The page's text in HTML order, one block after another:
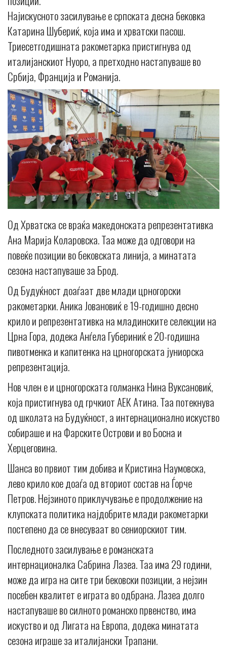
Најискусното засилување е српската десна бековка
Катарина Шубериќ, која има и хрватски пасош.
Триесетгодишната ракометарка пристигнува од
италијанскиот Нуоро, а претходно настапуваше во
Србија, Франција и Романија.
Од Хрватска се враќа македонската репрезентативка
Ана Марија Коларовска. Таа може да одговори на
повеќе позиции во бековската линија, а минатата
сезона настапуваше за Брод.
Од Будуќност доаѓаат две млади црногорски
ракометарки. Аника Јовановиќ е 19-годишно десно
крило и репрезентативка на младинските селекции на
Црна Гора, додека Анѓела Губериниќ е 20-годишна
пивотменка и капитенка на црногорската јуниорска
репрезентација.
Нов член е и црногорската голманка Нина Вуксановиќ,
која пристигнува од грчкиот АЕК Атина. Таа потекнува
од школата на Будуќност, а интернационално искуство
собираше и на Фарските Острови и во Босна и
Херцеговина.
Шанса во првиот тим добива и Кристина Наумовска,
лево крило кое доаѓа од вториот состав на Ѓорче
Петров. Нејзиното приклучување е продолжение на
клупската политика најдобрите млади ракометарки
постепено да се внесуваат во сениорскиот тим.
Последното засилување е романската
интернационалка Сабрина Лазеа. Таа има 29 години,
може да игра на сите три бековски позиции, а нејзин
посебен квалитет е играта во одбрана. Лазеа долго
настапуваше во силното романско првенство, има
искуство и од Лигата на Европа, додека минатата
сезона играше за италијански Трапани.